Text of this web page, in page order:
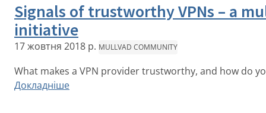
Signals of trustworthy VPNs – a
initiative
17 жовтня 2018 р. MULLVAD COMMUNITY
What makes a VPN provider trustworthy, and how do
Докладніше